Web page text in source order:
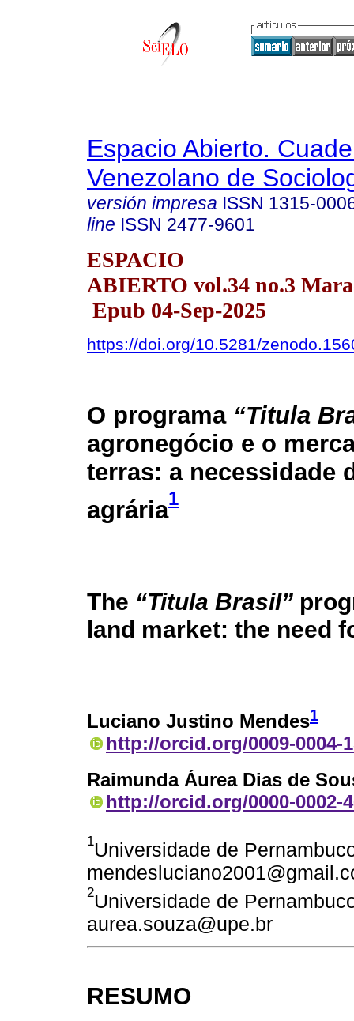
Espacio Abierto.
Venezolano de
versión impresa ISSN 1315-
line ISSN 2477-9601
ESPACIO
ABIERTO vol.34 no.3
Epub 04-Sep-2025
https://doi.org/10.5281/
O programa “Titula
agronegócio e o
terras: a necessidade
agrária1
The “Titula Brasil”
land market: the need
Luciano Justino Mendes1
http://orcid.org/0009-0004-
Raimunda Áurea Dias de
http://orcid.org/0000-0002-
1Universidade de
2Universidade de
aurea.souza@upe.br
RESUMO